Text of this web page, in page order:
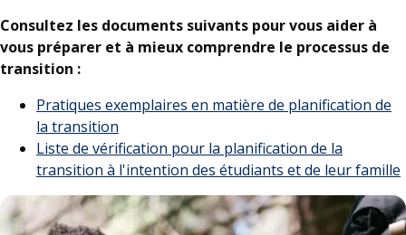
Consultez les documents suivants pour vous aider à
vous préparer et à mieux comprendre le processus de
transition :
Pratiques exemplaires en matière de planification de
la transition
Liste de vérification pour la planification de la
transition à l'intention des étudiants et de leur famille